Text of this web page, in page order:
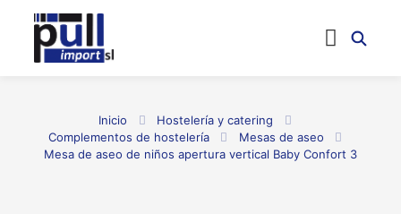
Inicio
Hostelería y catering
Complementos de hostelería
Mesas de aseo
Mesa de aseo de niños apertura vertical Baby Confort 3